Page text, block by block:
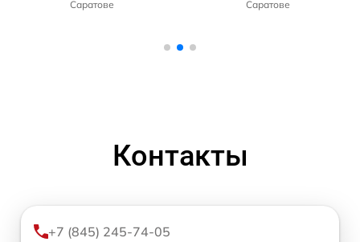
Саратове
Саратове
Контакты
+7 (845) 245-74-05